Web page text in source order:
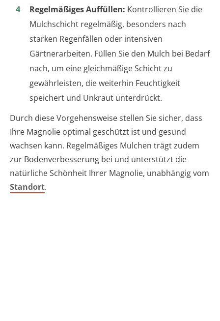
Regelmäßiges Auffüllen: Kontrollieren Sie die
Mulchschicht regelmäßig, besonders nach
starken Regenfällen oder intensiven
Gärtnerarbeiten. Füllen Sie den Mulch bei Bedarf
nach, um eine gleichmäßige Schicht zu
gewährleisten, die weiterhin Feuchtigkeit
speichert und Unkraut unterdrückt.
Durch diese Vorgehensweise stellen Sie sicher, dass
Ihre Magnolie optimal geschützt ist und gesund
wachsen kann. Regelmäßiges Mulchen trägt zudem
zur Bodenverbesserung bei und unterstützt die
natürliche Schönheit Ihrer Magnolie, unabhängig vom
Standort.